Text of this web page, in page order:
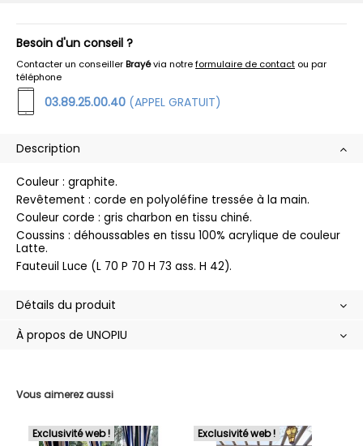
Besoin d'un conseil ?
Contacter un conseillerBrayévia notreformulaire de contact ou par
téléphone
03.89.25.00.40 (APPEL GRATUIT)
Vous aimerez aussi
Exclusivité web ! Exclusivité web !
Description
Couleur : graphite.
Revêtement : corde en polyoléfine tressée à la main.
Couleur corde : gris charbon en tissu chiné.
Coussins : déhoussables en tissu 100% acrylique de couleur
Latte.
Fauteuil Luce (L 70 P 70 H 73 ass. H 42).
Détails du produit
À propos de UNOPIU